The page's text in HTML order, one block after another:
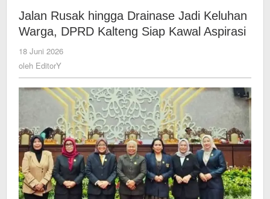
Drainase
Jadi
Keluhan
Siap
Kawal
Aspirasi
Jalan Rusak hingga Drainase Jadi Keluhan
Warga, DPRD Kalteng Siap Kawal Aspirasi
18 Juni 2026
oleh EditorY